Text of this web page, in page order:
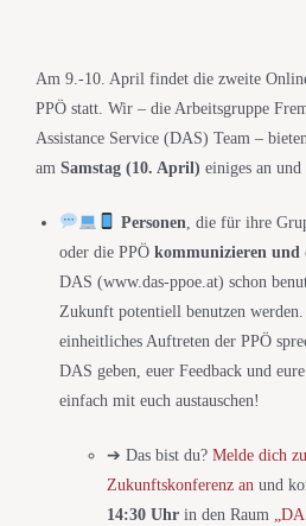
Am 9.-10. April findet die zweite
PPÖ statt. Wir – die Arbeitsgruppe
Assistance Service (DAS) Team –
am Samstag (10. April) einiges an
Personen , die für ihre
oder die PPÖ kommunizieren und
DAS (www.das-ppoe.at) schon
Zukunft potentiell benutzen
einheitliches Auftreten der PPÖ
DAS geben, euer Feedback und
einfach mit euch austauschen!
➔ Das bist du? Melde dich
Zukunftskonferenz an und
14:30 Uhr in den Raum